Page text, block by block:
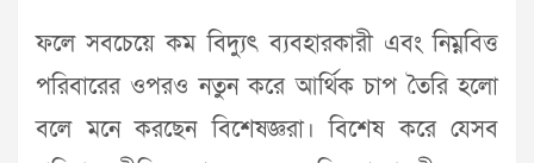
ফলে সবচেয়ে কম বিদ্যুৎ ব্যবহারকারী এবং নিম্নবিত্ত
পরিবারের ওপরও নতুন করে আর্থিক চাপ তৈরি হলো
বলে মনে করছেন বিশেষজ্ঞরা। বিশেষ করে যেসব